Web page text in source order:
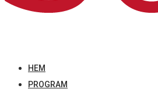
HEM
PROGRAM